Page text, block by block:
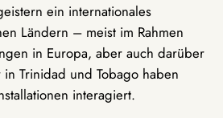
ein internationales
Ländern – meist im Rahmen
in Europa, aber auch darüber
Trinidad und Tobago haben
interagiert.